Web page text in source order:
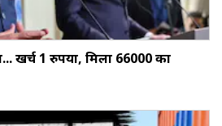
खर्च 1 रुपया, मिला ₹66000 का